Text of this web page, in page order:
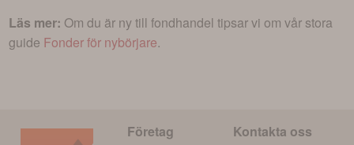
Läs mer: Om du är ny till fondhandel tipsar vi om vår stora
guide Fonder för nybörjare.
Företag Kontakta oss